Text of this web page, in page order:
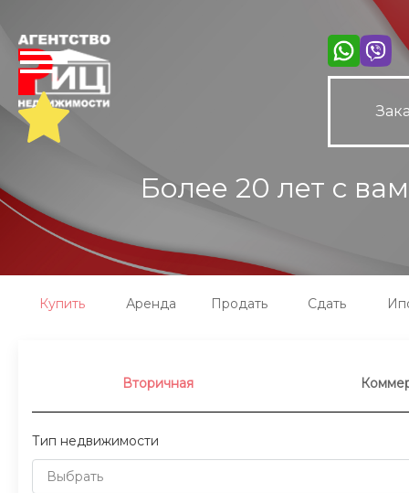
Более 20 лет с
Купить Аренда Продать Сдать
Вторичная
Тип недвижимости
Выбрать